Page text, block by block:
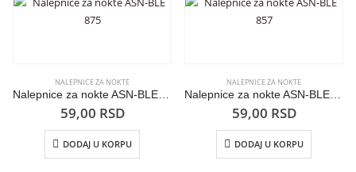
NALEPNICE ZA NOKTE
59,00 RSD
DODAJ U KORPU
NALEPNICE ZA NOKTE
59,00 RSD
DODAJ U KORPU